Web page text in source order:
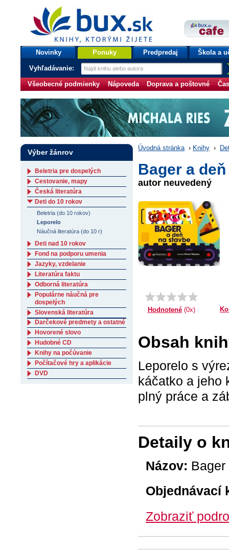
bux.sk
knihy, ktorými žijete
Úvodná stránka
Novinky Ponuky Predpredaj Škola a
Vyhľadávanie:
Všeobecné podmienky Nápoveda Doprava a poštovné
Úvodná stránka › Knihy ›
Bager a
autor neuvedený
Hodnotené(0x)
Obsah
Leporelo s
káčatko a jeho
plný práce a
Detaily o
Názov:
Objednávací
Zobraziť
Výber žánrov
Beletria pre dospelých
Cestovanie, mapy
Česká literatúra
Deti do 10 rokov
Beletria (do 10 rokov)
Leporelo
Náučná literatúra (do 10 r)
Deti nad 10 rokov
Fond na podporu umenia
Jazyky, vzdelanie
Literatúra faktu
Odborná literatúra
Populárne náučná pre
dospelých
Slovenská literatúra
Darčekové predmety a ostatné
Hovorené slovo
Hudobné CD
Knihy na počúvanie
Počítačové hry a aplikácie
DVD